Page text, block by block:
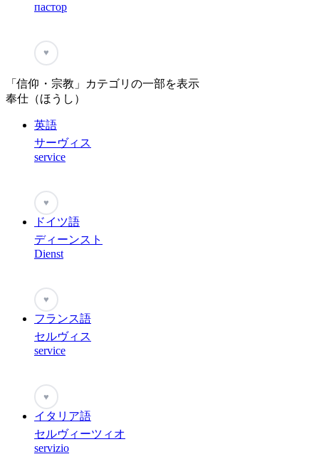
пастор
♥
「信仰・宗教」カテゴリの一部を表示
奉仕（ほうし）
英語
サーヴィス
service
♥
ドイツ語
ディーンスト
Dienst
♥
フランス語
セルヴィス
service
♥
イタリア語
セルヴィーツィオ
servizio